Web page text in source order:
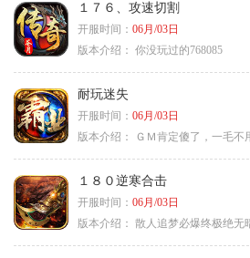
１７６、攻速切割
开服时间： 06月/03日
版本介绍： 你没玩过的768085
耐玩迷失
开服时间： 06月/03日
版本介绍：
ＧＭ肯定傻了，一毛不
１８０逆寒合击
开服时间： 06月/03日
版本介绍： 散人追梦必爆终极绝无